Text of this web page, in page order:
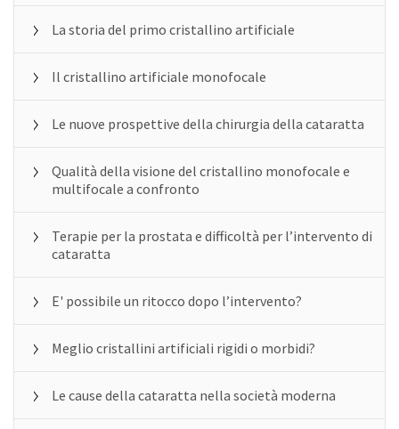
La storia del primo cristallino artificiale
Il cristallino artificiale monofocale
Le nuove prospettive della chirurgia della cataratta
Qualità della visione del cristallino monofocale e
multifocale a confronto
Terapie per la prostata e difficoltà per l’intervento di
cataratta
E' possibile un ritocco dopo l’intervento?
Meglio cristallini artificiali rigidi o morbidi?
Le cause della cataratta nella società moderna